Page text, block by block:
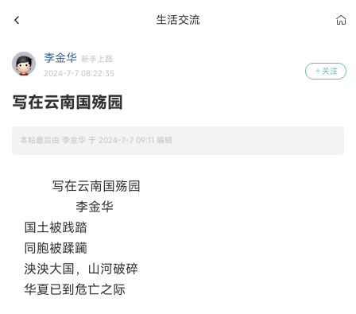
生活交流
李金华 新手上路
2024-7-7 08:22:35
关注
写在云南国殇园
本帖最后由 李金华 于 2024-7-7 09:11 编辑
写在云南国殇园
李金华
国土被践踏
同胞被蹂躏
泱泱大国，山河破碎
华夏已到危亡之际